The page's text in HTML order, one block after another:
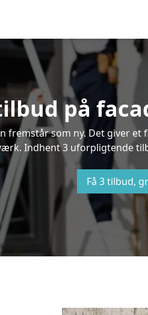
på
fremstår som ny. Det giver
Indhent 3 uforpligtende
Få 3 tilbud,